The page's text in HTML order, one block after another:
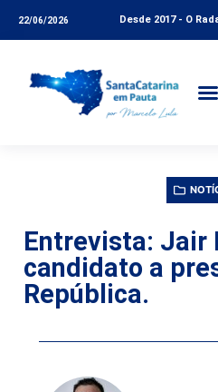
22/06/2026 Desde 2017 - O
Entrevista: Jair
candidato a
República.